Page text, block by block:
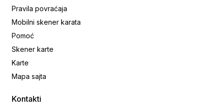
Pravila povraćaja
Mobilni skener karata
Pomoć
Skener karte
Karte
Mapa sajta
Kontakti